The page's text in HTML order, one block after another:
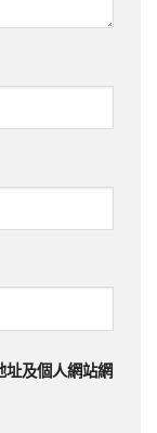
址及個人網站網